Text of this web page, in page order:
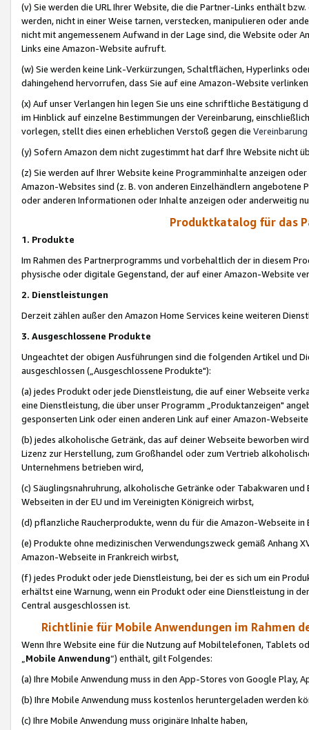
(v) Sie werden die URL Ihrer Website, die die Partner-Links enthält
werden, nicht in einer Weise tarnen, verstecken, manipulieren oder
nicht mit angemessenem Aufwand in der Lage sind, die Website oder
Links eine Amazon-Website aufruft.
(w) Sie werden keine Link-Verkürzungen, Schaltflächen, Hyperlinks
dahingehend hervorrufen, dass Sie auf eine Amazon-Website
(x) Auf unser Verlangen hin legen Sie uns eine schriftliche
im Hinblick auf einzelne Bestimmungen der Vereinbarung,
vorlegen, stellt dies einen erheblichen Verstoß gegen die Vereinbarung
(y) Sofern Amazon dem nicht zugestimmt hat darf Ihre Website nicht
(z) Sie werden auf Ihrer Website keine Programminhalte anzeigen
Amazon-Websites sind (z. B. von anderen Einzelhändlern
oder anderen Informationen oder Inhalte anzeigen oder anderweitig
Produktkatalog für das
1. Produkte
Im Rahmen des Partnerprogramms und vorbehaltlich der in diesem
physische oder digitale Gegenstand, der auf einer Amazon-Website
2. Dienstleistungen
Derzeit zählen außer den Amazon Home Services keine weiteren
3. Ausgeschlossene Produkte
Ungeachtet der obigen Ausführungen sind die folgenden Artikel und
ausgeschlossen („Ausgeschlossene Produkte"):
(a) jedes Produkt oder jede Dienstleistung, die auf einer Webseite
eine Dienstleistung, die über unser Programm „Produktanzeigen"
gesponserten Link oder einen anderen Link auf einer Amazon-
(b) jedes alkoholische Getränk, das auf deiner Webseite beworben
Lizenz zur Herstellung, zum Großhandel oder zum Vertrieb
Unternehmens betrieben wird,
(c) Säuglingsnahruhrung, alkoholische Getränke oder Tabakwaren
Webseiten in der EU und im Vereinigten Königreich wirbst,
(d) pflanzliche Raucherprodukte, wenn du für die Amazon-Webseite in
(e) Produkte ohne medizinischen Verwendungszweck gemäß Anhang
Amazon-Webseite in Frankreich wirbst,
(f) jedes Produkt oder jede Dienstleistung, bei der es sich um ein
erhältst eine Warnung, wenn ein Produkt oder eine Dienstleistung in
Central ausgeschlossen ist.
Richtlinie für Mobile Anwendungen im Rahmen
Wenn Ihre Website eine für die Nutzung auf Mobiltelefonen, Tablets
„Mobile Anwendung“) enthält, gilt Folgendes:
(a) Ihre Mobile Anwendung muss in den App-Stores von Google Play,
(b) Ihre Mobile Anwendung muss kostenlos heruntergeladen werden
(c) Ihre Mobile Anwendung muss originäre Inhalte haben,